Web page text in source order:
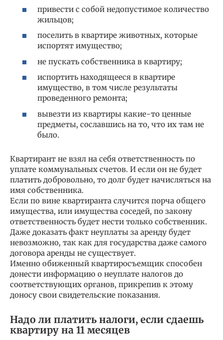
привести с собой недопустимое количество
жильцов;
поселить в квартире животных, которые
испортят имущество;
не пускать собственника в квартиру;
испортить находящееся в квартире
имущество, в том числе результаты
проведенного ремонта;
вывезти из квартиры какие-то ценные
предметы, сославшись на то, что их там не
было.
Квартирант не взял на себя ответственность по
уплате коммунальных счетов. И если он не будет
платить добровольно, то долг будет начисляться на
имя собственника.
Если по вине квартиранта случится порча общего
имущества, или имущества соседей, по закону
ответственность будет нести только собственник.
Даже доказать факт неуплаты за аренду будет
невозможно, так как для государства даже самого
договора аренды не существует.
Именно обиженный квартиросъемщик способен
донести информацию о неуплате налогов до
соответствующих органов, прикрепив к этому
доносу свои свидетельские показания.
Надо ли платить налоги, если сдаешь
квартиру на 11 месяцев